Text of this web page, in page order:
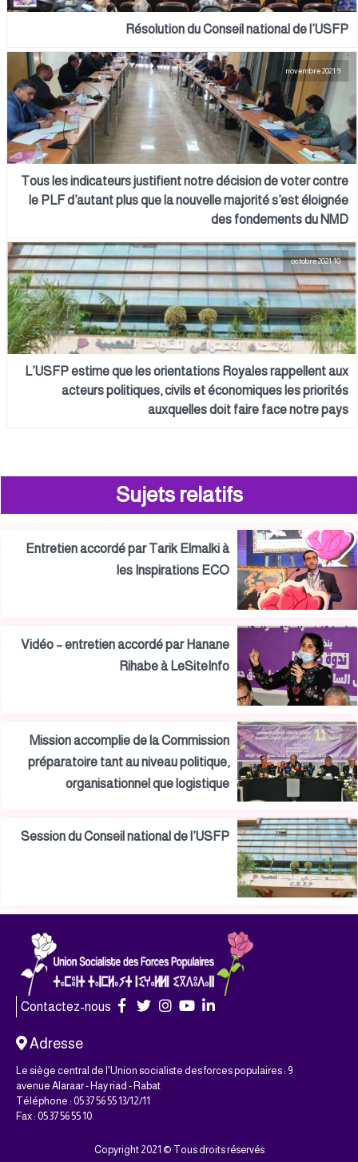
Résolution du Conseil national de l’USFP
Tous les indicateurs justifient notre décision de voter contre
le PLF d’autant plus que la nouvelle majorité s’est éloignée
des fondements du NMD
10 octobre 2021
L’USFP estime que les orientations Royales rappellent aux
acteurs politiques, civils et économiques les priorités
auxquelles doit faire face notre pays
Sujets relatifs
Entretien accordé par Tarik Elmalki à
les Inspirations ECO
Vidéo – entretien accordé par Hanane
Rihabe à LeSiteInfo
Mission accomplie de la Commission
préparatoire tant au niveau politique,
organisationnel que logistique
Session du Conseil national de l’USFP
Contactez-nous
Adresse
Le siège central de l'Union socialiste des forces populaires : 9
avenue Alaraar - Hay riad - Rabat
Téléphone : 05 37 56 55 13/12/11
Fax : 05 37 56 55 10
Copyright 2021 © Tous droits réservés